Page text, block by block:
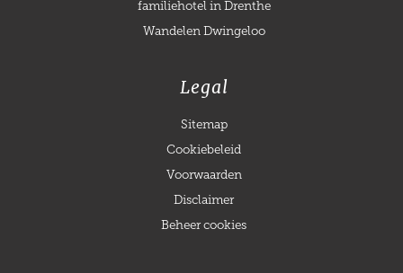
familiehotel in Drenthe
Wandelen Dwingeloo
Legal
Sitemap
Cookiebeleid
Voorwaarden
Disclaimer
Beheer cookies